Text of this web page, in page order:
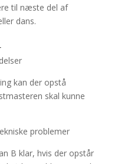
til næste del af
dans.
kan der opstå
skal kunne
problemer
B klar, hvis der opstår